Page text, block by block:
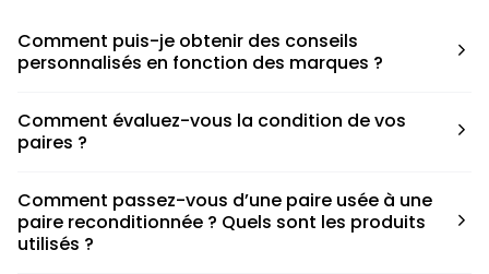
Comment puis-je obtenir des conseils
personnalisés en fonction des marques ?
pour déterminer la taille appropriée, que ce soit une taille
en dessous, au-dessus ou correspondant à votre taille
Comment évaluez-vous la condition de vos
paires ?
défauts spécifiques de chaque paire.
Comment passez-vous d’une paire usée à une
paire reconditionnée ? Quels sont les produits
utilisés ?